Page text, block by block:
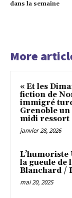
dans la semaine
More
« Et les
fiction de
immigré
Grenoble
midi ressort
janvier 28, 2026
L’humoriste
la gueule de
Blanchard /
mai 20, 2025